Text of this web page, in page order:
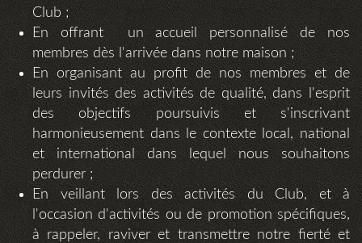
Club ;
En offrant un accueil personnalisé de nos
membres dès l'arrivée dans notre maison ;
En organisant au profit de nos membres et de
leurs invités des activités de qualité, dans l'esprit
des objectifs poursuivis et s'inscrivant
harmonieusement dans le contexte local, national
et international dans lequel nous souhaitons
perdurer ;
En veillant lors des activités du Club, et à
l'occasion d'activités ou de promotion spécifiques,
à rappeler, raviver et transmettre notre fierté et